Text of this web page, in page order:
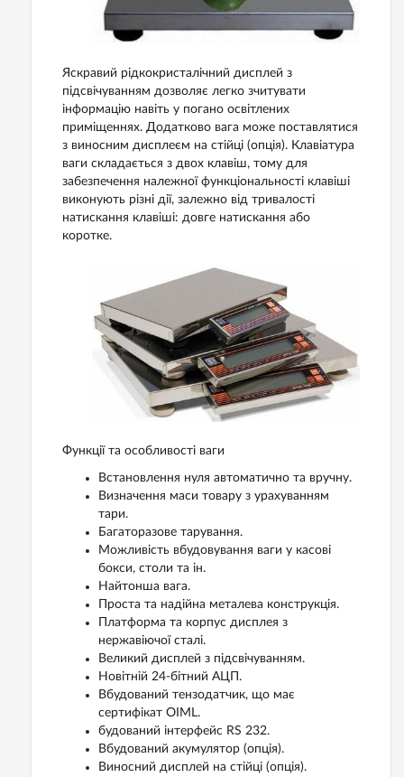
Яскравий рідкокристалічний дисплей з
підсвічуванням дозволяє легко зчитувати
інформацію навіть у погано освітлених
приміщеннях. Додатково вага може поставлятися
з виносним дисплеєм на стійці (опція). Клавіатура
ваги складається з двох клавіш, тому для
забезпечення належної функціональності клавіші
виконують різні дії, залежно від тривалості
натискання клавіші: довге натискання або
коротке.
Функції та особливості ваги
Встановлення нуля автоматично та вручну.
Визначення маси товару з урахуванням
тари.
Багаторазове тарування.
Можливість вбудовування ваги у касові
бокси, столи та ін.
Найтонша вага.
Проста та надійна металева конструкція.
Платформа та корпус дисплея з
нержавіючої сталі.
Великий дисплей з підсвічуванням.
Новітній 24-бітний АЦП.
Вбудований тензодатчик, що має
сертифікат OIML.
будований інтерфейс RS 232.
Вбудований акумулятор (опція).
Виносний дисплей на стійці (опція).